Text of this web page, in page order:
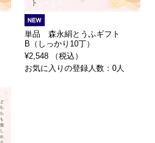
単品 森永絹とうふギフト
B（しっかり10丁）
¥2,548 （税込）
お気に入りの登録人数：0人